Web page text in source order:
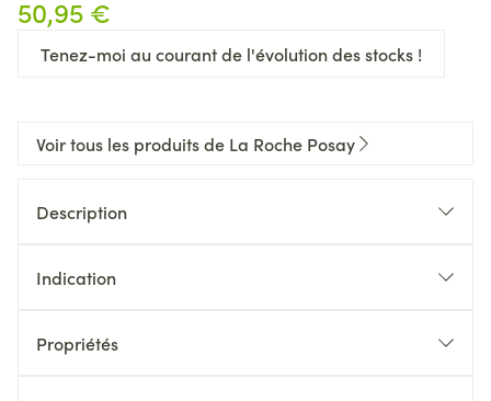
50,95 €
Tenez-moi au courant de l'évolution des stocks !
Voir tous les produits de La Roche Posay
Description
Indication
Propriétés